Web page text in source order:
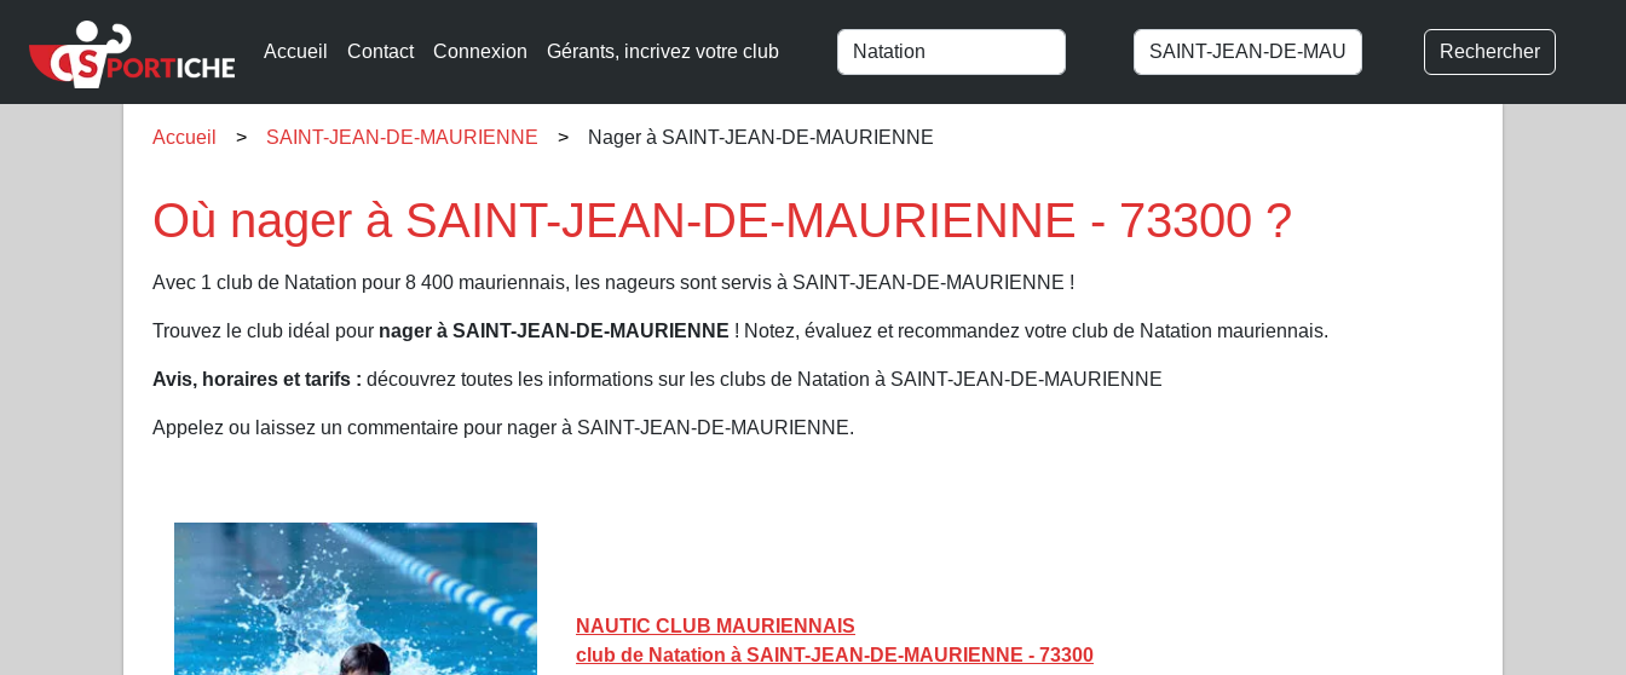
Accueil Contact Connexion Gérants, incrivez votre club Rechercher
Accueil SAINT-JEAN-DE-MAURIENNE Nager à SAINT-JEAN-DE-MAURIENNE
Où nager à SAINT-JEAN-DE-MAURIENNE - 73300 ?
Avec 1 club de Natation pour 8 400 mauriennais, les nageurs sont servis à SAINT-JEAN-DE-MAURIENNE !
Trouvez le club idéal pour nager à SAINT-JEAN-DE-MAURIENNE ! Notez, évaluez et recommandez votre club de Natation mauriennais.
Avis, horaires et tarifs : découvrez toutes les informations sur les clubs de Natation à SAINT-JEAN-DE-MAURIENNE
Appelez ou laissez un commentaire pour nager à SAINT-JEAN-DE-MAURIENNE.
NAUTIC CLUB MAURIENNAIS
club de Natation à SAINT-JEAN-DE-MAURIENNE - 73300